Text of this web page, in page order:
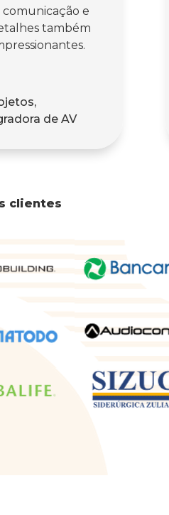
comunicação e
também
,
de AV
clientes